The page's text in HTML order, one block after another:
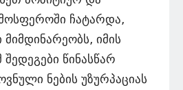
ჩატარდა,
იმის
წინასწარ
ნების უზურპაციას